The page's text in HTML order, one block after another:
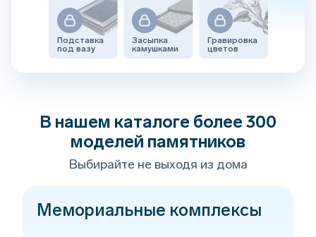
Подставка
под вазу
Засыпка
камушками
Гравировка
цветов
В нашем каталоге более 300
моделей памятников
Выбирайте не выходя из дома
Мемориальные комплексы